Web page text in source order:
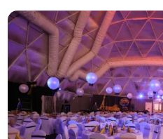
Sala Szkoleniowa